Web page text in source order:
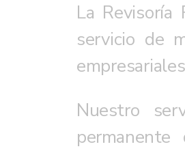
La
servicio de
Nuestro